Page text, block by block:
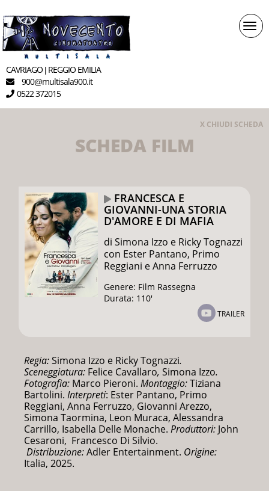
CAVRIAGO | REGGIO EMILIA
900@multisala900.it
0522 372015
X CHIUDI SCHEDA
SCHEDA FILM
FRANCESCA E
GIOVANNI-UNA STORIA
D'AMORE E DI MAFIA
di Simona Izzo e Ricky Tognazzi
con Ester Pantano, Primo
Reggiani e Anna Ferruzzo
Genere: Film Rassegna
Durata: 110'
TRAILER
Regia:Simona Izzo e Ricky Tognazzi.
Sceneggiatura: Felice Cavallaro, Simona Izzo.
Fotografia: Marco Pieroni. Montaggio:Tiziana
Bartolini. Interpreti: Ester Pantano, Primo
Reggiani, Anna Ferruzzo, Giovanni Arezzo,
Simona Taormina, Leon Muraca, Alessandra
Carrillo, Isabella Delle Monache. Produttori: John
Cesaroni, Francesco Di Silvio.
Distribuzione:Adler Entertainment. Origine:
Italia, 2025.